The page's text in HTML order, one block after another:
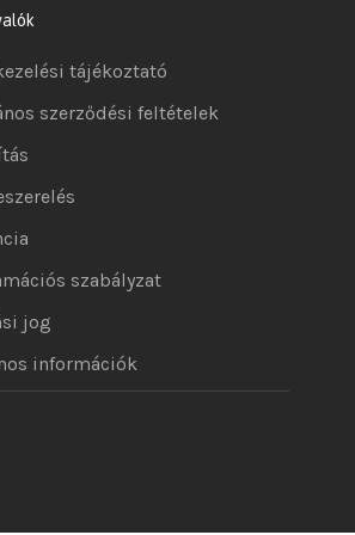
tájékoztató
szerződési feltételek
szabályzat
jog
információk